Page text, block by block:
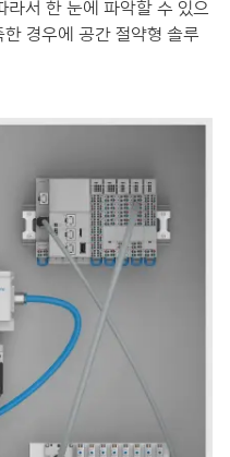
서 한 눈에 파악할 수 있으
경우에 공간 절약형 솔루